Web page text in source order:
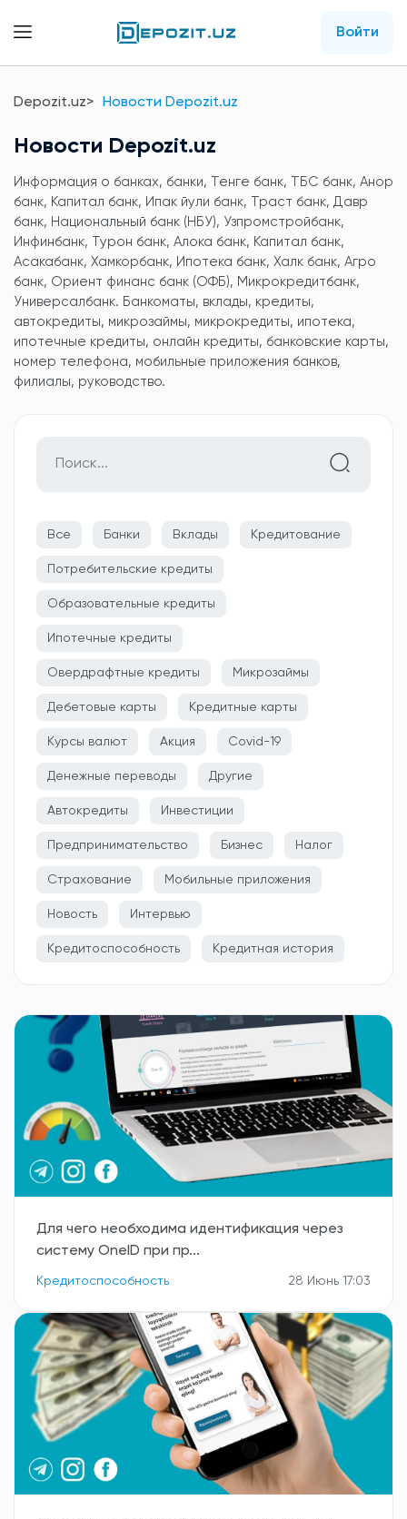
Войти
Depozit.uz Новости Depozit.uz
Новости Depozit.uz
Информация о банках, банки, Тенге банк, ТБС банк, Анор
банк, Капитал банк, Ипак йули банк, Траст банк, Давр
банк, Национальный банк (НБУ), Узпромстройбанк,
Инфинбанк, Турон банк, Алока банк, Капитал банк,
Асакабанк, Хамкорбанк, Ипотека банк, Халк банк, Агро
банк, Ориент финанс банк (ОФБ), Микрокредитбанк,
Универсалбанк. Банкоматы, вклады, кредиты,
автокредиты, микрозаймы, микрокредиты, ипотека,
ипотечные кредиты, онлайн кредиты, банковские карты,
номер телефона, мобильные приложения банков,
филиалы, руководство.
Все Банки Вклады Кредитование
Потребительские кредиты
Образовательные кредиты
Ипотечные кредиты
Овердрафтные кредиты Микрозаймы
Дебетовые карты Кредитные карты
Курсы валют Акция Covid-19
Денежные переводы Другие
Автокредиты Инвестиции
Предпринимательство Бизнес Налог
Страхование Мобильные приложения
Новость Интервью
Кредитоспособность Кредитная история
Для чего необходима идентификация через
систему OneID при пр...
Кредитоспособность 28 Июнь 17:03